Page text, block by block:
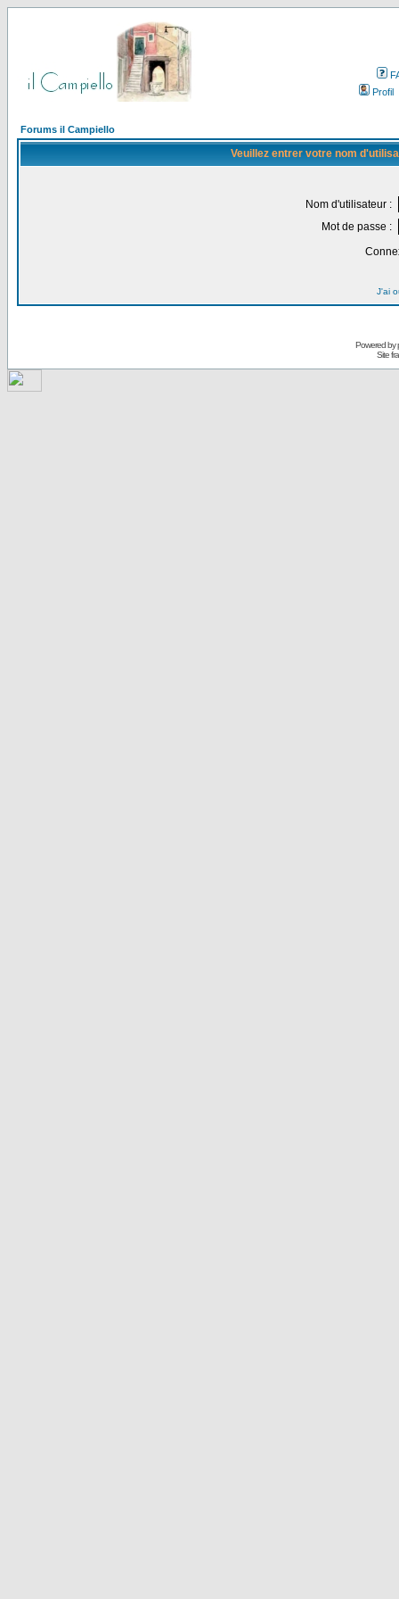
Profil
Forums il Campiello
Veuillez entrer votre nom
Nom d'utilisateur :
Mot de passe :
J'ai
Powered by
Site